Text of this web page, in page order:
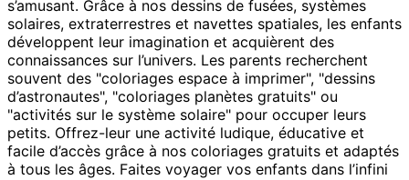
s’amusant. Grâce à nos dessins de fusées, systèmes
solaires, extraterrestres et navettes spatiales, les enfants
développent leur imagination et acquièrent des
connaissances sur l’univers. Les parents recherchent
souvent des "coloriages espace à imprimer", "dessins
d’astronautes", "coloriages planètes gratuits" ou
"activités sur le système solaire" pour occuper leurs
petits. Offrez-leur une activité ludique, éducative et
facile d’accès grâce à nos coloriages gratuits et adaptés
à tous les âges. Faites voyager vos enfants dans l’infini